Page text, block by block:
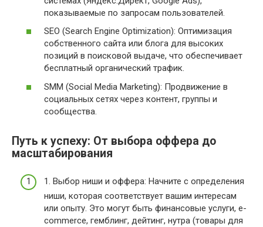
показываемые по запросам пользователей.
SEO (Search Engine Optimization): Оптимизация
собственного сайта или блога для высоких
позиций в поисковой выдаче, что обеспечивает
бесплатный органический трафик.
SMM (Social Media Marketing): Продвижение в
социальных сетях через контент, группы и
сообщества.
Путь к успеху: От выбора оффера до
масштабирования
1. Выбор ниши и оффера: Начните с определения
ниши, которая соответствует вашим интересам
или опыту. Это могут быть финансовые услуги, e-
commerce, гемблинг, дейтинг, нутра (товары для